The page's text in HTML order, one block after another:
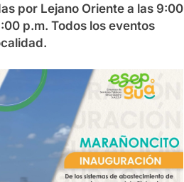
por Lejano Oriente a las 9:00
p.m. Todos los eventos